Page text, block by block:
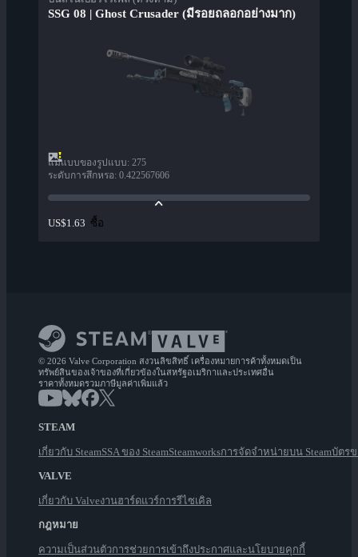
SSG 08 | Ghost Crusader (มีรอยถลอกอย่างมาก)
แม่แบบของรูปแบบ: 275
ระดับการสึกหรอ: 0.422567606
US$1.63 ซื้อ
© 2026 Valve Corporation สงวนลิขสิทธิ์ เครื่องหมายการค้าทั้งหมดเป็น
ทรัพย์สินของเจ้าของที่เกี่ยวข้องในสหรัฐอเมริกาและประเทศอื่น
ราคาทั้งหมดรวมภาษีมูลค่าเพิ่มแล้ว
STEAM
เกี่ยวกับ SteamSSA ของ SteamSteamworksการจัดจำหน่ายบน Steamบัตร
VALVE
เกี่ยวกับ Valveงานฮาร์ดแวร์การรีไซเคิล
กฎหมาย
ความเป็นส่วนตัวการช่วยการเข้าถึงประกาศและนโยบายคุกกี้